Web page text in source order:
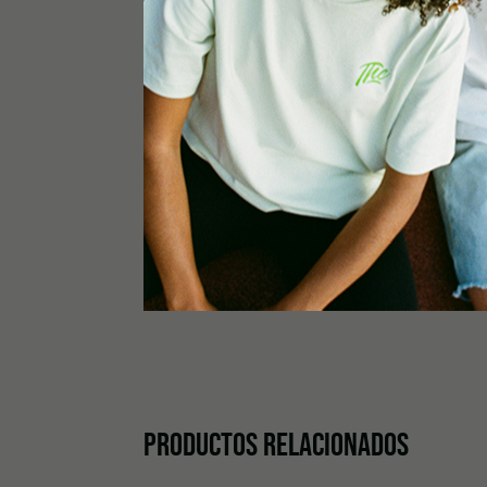
0,0
Basado en 0 reseñas.
0 de 0 reseñas
Lo siento, no hay reseñas que coincidan con
PRODUCTOS RELACIONADOS